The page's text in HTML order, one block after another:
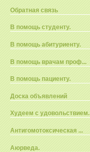
Обратная связь
В помощь студенту.
В помощь абитуриенту.
В помощь врачам проф...
В помощь пациенту.
Доска объявлений
Худеем с удовольствием.
Антигомотоксическая ...
Аюрведа.